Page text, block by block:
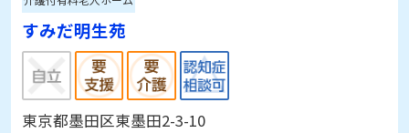
すみだ明生苑
東京都墨田区東墨田2-3-10